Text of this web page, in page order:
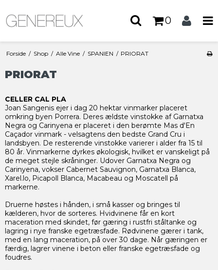
0
Forside / Shop / Alle Vine / SPANIEN / PRIORAT
PRIORAT
CELLER CAL PLA
Joan Sangenis ejer i dag 20 hektar vinmarker placeret
omkring byen Porrera. Deres ældste vinstokke af Garnatxa
Negra og Carinyena er placeret i den berømte Mas d'En
Caçador vinmark - velsagtens den bedste Grand Cru i
landsbyen. De resterende vinstokke varierer i alder fra 15 til
80 år. Vinmarkerne dyrkes økologisk, hvilket er vanskeligt på
de meget stejle skråninger. Udover Garnatxa Negra og
Carinyena, vokser Cabernet Sauvignon, Garnatxa Blanca,
Xarel.lo, Picapoll Blanca, Macabeau og Moscatell på
markerne.
Druerne høstes i hånden, i små kasser og bringes til
kælderen, hvor de sorteres. Hvidvinene får en kort
maceration med skindet, før gæring i rustfri ståltanke og
lagring i nye franske egetræsfade. Rødvinene gærer i tank,
med en lang maceration, på over 30 dage. Når gæringen er
færdig, lagrer vinene i beton eller franske egetræsfade og
foudres.